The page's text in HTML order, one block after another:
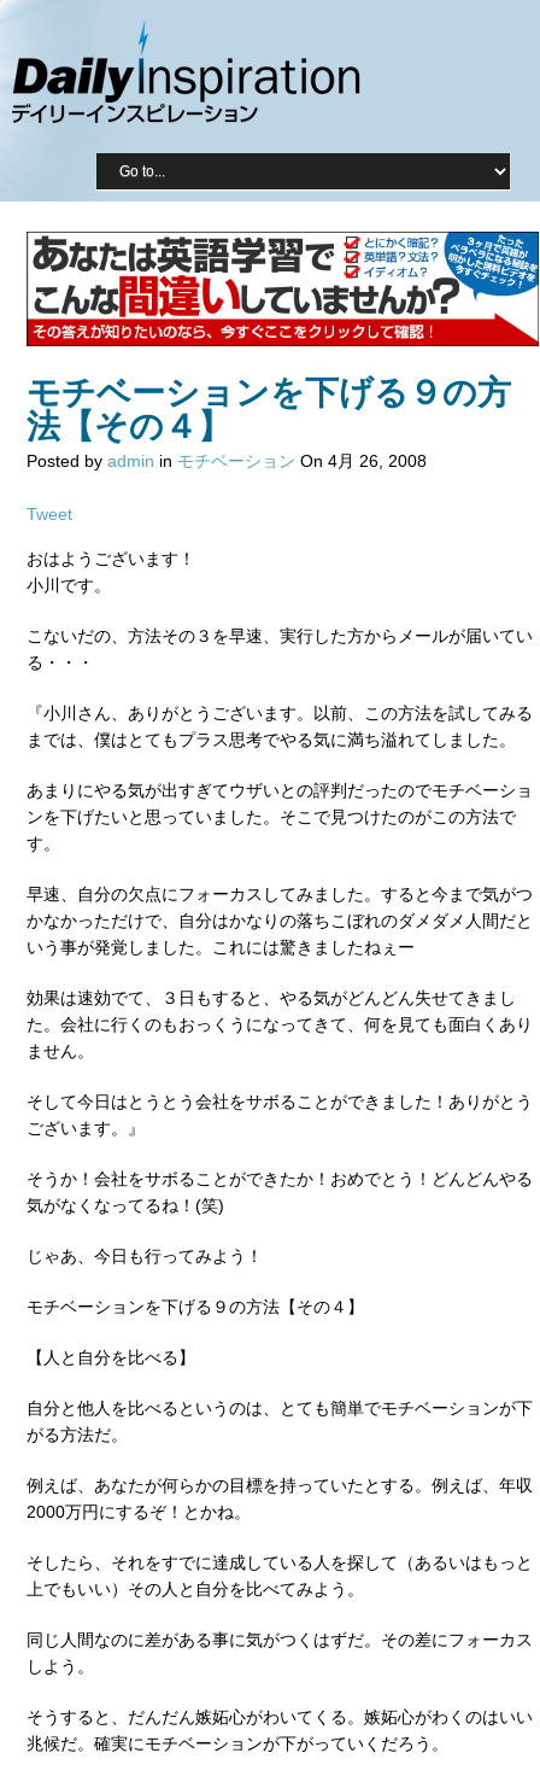
モチベーションを下げる９の方
法【その４】
Posted by admin in モチベーション On 4月 26, 2008
Tweet
おはようございます！
小川です。
こないだの、方法その３を早速、実行した方からメールが届いてい
る・・・
『小川さん、ありがとうございます。以前、この方法を試してみる
までは、僕はとてもプラス思考でやる気に満ち溢れてしました。
あまりにやる気が出すぎてウザいとの評判だったのでモチベーショ
ンを下げたいと思っていました。そこで見つけたのがこの方法で
す。
早速、自分の欠点にフォーカスしてみました。すると今まで気がつ
かなかっただけで、自分はかなりの落ちこぼれのダメダメ人間だと
いう事が発覚しました。これには驚きましたねぇー
効果は速効でて、３日もすると、やる気がどんどん失せてきまし
た。会社に行くのもおっくうになってきて、何を見ても面白くあり
ません。
そして今日はとうとう会社をサボることができました！ありがとう
ございます。』
そうか！会社をサボることができたか！おめでとう！どんどんやる
気がなくなってるね！(笑)
じゃあ、今日も行ってみよう！
モチベーションを下げる９の方法【その４】
【人と自分を比べる】
自分と他人を比べるというのは、とても簡単でモチベーションが下
がる方法だ。
例えば、あなたが何らかの目標を持っていたとする。例えば、年収
2000万円にするぞ！とかね。
そしたら、それをすでに達成している人を探して（あるいはもっと
上でもいい）その人と自分を比べてみよう。
同じ人間なのに差がある事に気がつくはずだ。その差にフォーカス
しよう。
そうすると、だんだん嫉妬心がわいてくる。嫉妬心がわくのはいい
兆候だ。確実にモチベーションが下がっていくだろう。